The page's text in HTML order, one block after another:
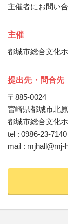
主催者にお問い
主催
都城市総合文化
提出先・問合先
〒885-0024
宮崎県都城市北
都城市総合文化
tel : 0986-23-
mail : mjhall@mj-